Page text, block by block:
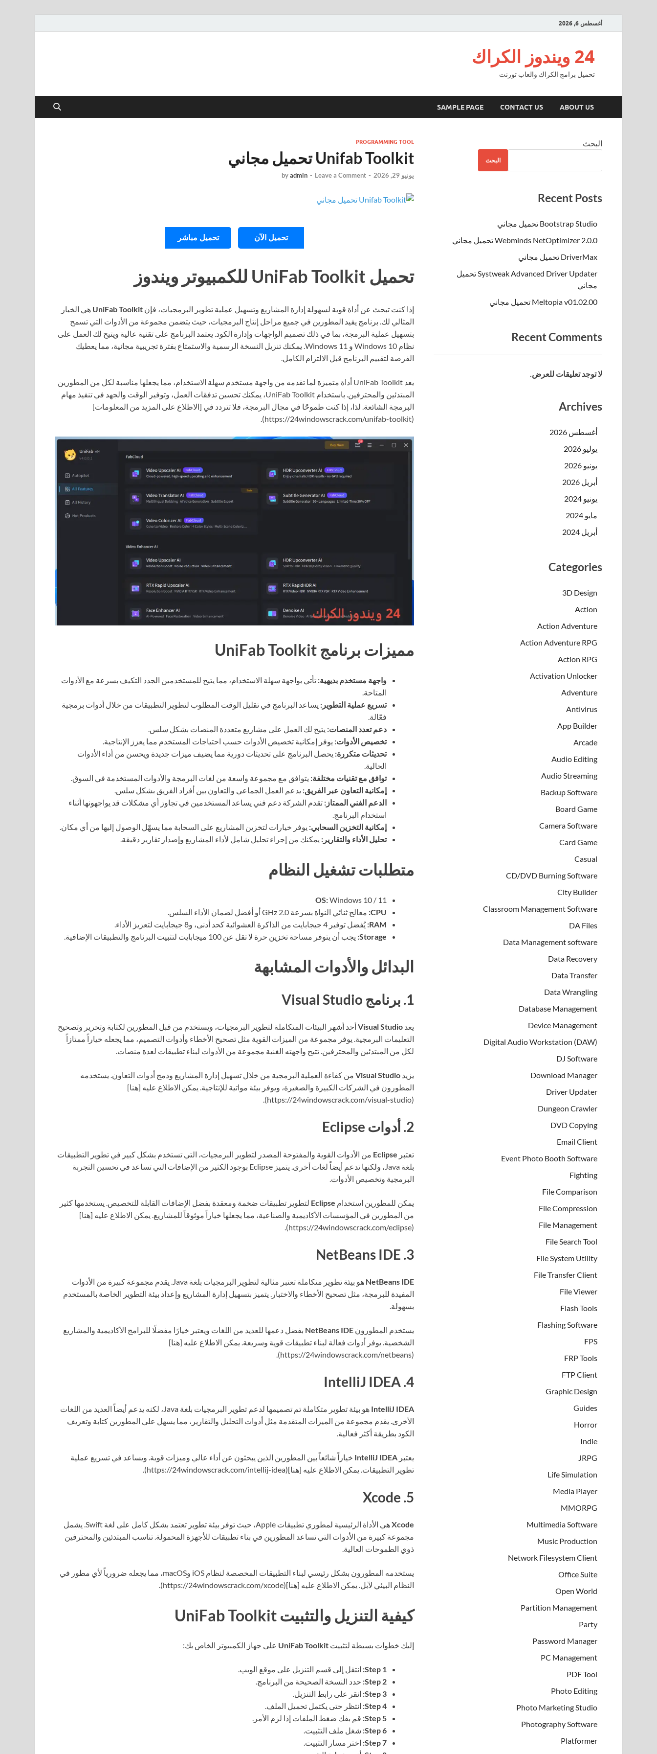
أغسطس 6, 2026
24 ويندوز الكراك
تحميل برامج الكراك والعاب تورنت
ABOUT US
CONTACT US
SAMPLE PAGE
PROGRAMMING TOOL
Unifab Toolkit تحميل مجاني
يونيو 29, 2026 -
byadmin - Leave a Comment
تحميل الآن تحميل مباشر
تحميل UniFab Toolkit للكمبيوتر ويندوز
إذا كنت تبحث عن أداة قوية لسهولة إدارة المشاريع وتسهيل عملية تطوير البرمجيات، فإن UniFab Toolkit هي الخيار
المثالي لك. برنامج يفيد المطورين في جميع مراحل إنتاج البرمجيات، حيث يتضمن مجموعة من الأدوات التي تسمح
بتسهيل عملية البرمجة، بما في ذلك تصميم الواجهات وإدارة الكود. يعتمد البرنامج على تقنية عالية ويتيح لك العمل على
نظام Windows 10 و Windows 11. يمكنك تنزيل النسخة الرسمية والاستمتاع بفترة تجريبية مجانية، مما يعطيك
الفرصة لتقييم البرنامج قبل الالتزام الكامل.
يعد UniFab Toolkit أداة متميزة لما تقدمه من واجهة مستخدم سهلة الاستخدام، مما يجعلها مناسبة لكل من المطورين
المبتدئين والمحترفين. باستخدام UniFab Toolkit، يمكنك تحسين تدفقات العمل، وتوفير الوقت والجهد في تنفيذ مهام
البرمجة الشائعة. لذا، إذا كنت طموحًا في مجال البرمجة، فلا تتردد في [الاطلاع على المزيد من المعلومات]
(https://24windowscrack.com/unifab-toolkit).
مميزات برنامج UniFab Toolkit
واجهة مستخدم بديهية: تأتي بواجهة سهلة الاستخدام، مما يتيح للمستخدمين الجدد التكيف بسرعة مع الأدوات
المتاحة.
تسريع عملية التطوير: يساعد البرنامج في تقليل الوقت المطلوب لتطوير التطبيقات من خلال أدوات برمجية
فعّالة.
دعم تعدد المنصات: يتيح لك العمل على مشاريع متعددة المنصات بشكل سلس.
تخصيص الأدوات: يوفر إمكانية تخصيص الأدوات حسب احتياجات المستخدم مما يعزز الإنتاجية.
تحديثات متكررة: يحصل البرنامج على تحديثات دورية مما يضيف ميزات جديدة ويحسن من أداء الأدوات
الحالية.
توافق مع تقنيات مختلفة: يتوافق مع مجموعة واسعة من لغات البرمجة والأدوات المستخدمة في السوق.
إمكانية التعاون عبر الفريق: يدعم العمل الجماعي والتعاون بين أفراد الفريق بشكل سلس.
الدعم الفني الممتاز: تقدم الشركة دعم فني يساعد المستخدمين في تجاوز أي مشكلات قد يواجهونها أثناء
استخدام البرنامج.
إمكانية التخزين السحابي: يوفر خيارات لتخزين المشاريع على السحابة مما يسهّل الوصول إليها من أي مكان.
تحليل الأداء والتقارير: يمكنك من إجراء تحليل شامل لأداء المشاريع وإصدار تقارير دقيقة.
متطلبات تشغيل النظام
OS:Windows 10 / 11
CPU: معالج ثنائي النواة بسرعة 2.0 GHz أو أفضل لضمان الأداء السلس.
RAM: يُفضل توفير 4 جيجابايت من الذاكرة العشوائية كحد أدنى، و8 جيجابايت لتعزيز الأداء.
Storage: يجب أن يتوفر مساحة تخزين حرة لا تقل عن 100 ميجابايت لتثبيت البرنامج والتطبيقات الإضافية.
البدائل والأدوات المشابهة
1. برنامج Visual Studio
يعد Visual Studio أحد أشهر البيئات المتكاملة لتطوير البرمجيات، ويستخدم من قبل المطورين لكتابة وتحرير وتصحيح
التعليمات البرمجية. يوفر مجموعة من الميزات القوية مثل تصحيح الأخطاء وأدوات التصميم، مما يجعله خياراً ممتازاً
لكل من المبتدئين والمحترفين. تتيح واجهته الغنية مجموعة من الأدوات لبناء تطبيقات لعدة منصات.
يزيد Visual Studio من كفاءة العملية البرمجية من خلال تسهيل إدارة المشاريع ودمج أدوات التعاون. يستخدمه
المطورون في الشركات الكبيرة والصغيرة، ويوفر بيئة مواتية للإنتاجية. يمكن الاطلاع عليه [هنا]
(https://24windowscrack.com/visual-studio).
2. أدوات Eclipse
تعتبر Eclipse من الأدوات القوية والمفتوحة المصدر لتطوير البرمجيات، التي تستخدم بشكل كبير في تطوير التطبيقات
بلغة Java، ولكنها تدعم أيضاً لغات أخرى. يتميز Eclipse بوجود الكثير من الإضافات التي تساعد في تحسين التجربة
البرمجية وتخصيص الأدوات.
يمكن للمطورين استخدام Eclipse لتطوير تطبيقات ضخمة ومعقدة بفضل الإضافات القابلة للتخصيص. يستخدمها كثير
من المطورين في المؤسسات الأكاديمية والصناعية، مما يجعلها خياراً موثوقاً للمشاريع. يمكن الاطلاع عليه [هنا]
(https://24windowscrack.com/eclipse).
3. NetBeans IDE
NetBeans IDE
هو بيئة تطوير متكاملة تعتبر مثالية لتطوير البرمجيات بلغة Java. يقدم مجموعة كبيرة من الأدوات
المفيدة للبرمجة، مثل تصحيح الأخطاء والاختبار. يتميز بتسهيل إدارة المشاريع وإعداد بيئة التطوير الخاصة بالمستخدم
بسهولة.
يستخدم المطورون NetBeans IDE بفضل دعمها للعديد من اللغات ويعتبر خيارًا مفضلًا للبرامج الأكاديمية والمشاريع
الشخصية. يوفر أدوات فعالة لبناء تطبيقات قوية وسريعة. يمكن الاطلاع عليه [هنا]
(https://24windowscrack.com/netbeans).
4. IntelliJ IDEA
IntelliJ IDEA
هو بيئة تطوير متكاملة تم تصميمها لدعم تطوير البرمجيات بلغة Java، لكنه يدعم أيضاً العديد من اللغات
الأخرى. يقدم مجموعة من الميزات المتقدمة مثل أدوات التحليل والتقارير، مما يسهل على المطورين كتابة وتعريف
الكود بطريقة أكثر فعالية.
يعتبر IntelliJ IDEA خياراً شائعاً بين المطورين الذين يبحثون عن أداء عالي وميزات قوية. ويساعد في تسريع عملية
تطوير التطبيقات. يمكن الاطلاع عليه [هنا](https://24windowscrack.com/intellij-idea).
5. Xcode
Xcode
هي الأداة الرئيسية لمطوري تطبيقات Apple، حيث توفر بيئة تطوير تعتمد بشكل كامل على لغة Swift. يشمل
مجموعة كبيرة من الأدوات التي تساعد المطورين في بناء تطبيقات للأجهزة المحمولة. تناسب المبتدئين والمحترفين
ذوي الطموحات العالية.
يستخدمه المطورون بشكل رئيسي لبناء التطبيقات المخصصة لنظام iOS وmacOS، مما يجعله ضرورياً لأي مطور في
النظام البيئي لآبل. يمكن الاطلاع عليه [هنا](https://24windowscrack.com/xcode).
كيفية التنزيل والتثبيت UniFab Toolkit
إليك خطوات بسيطة لتثبيت UniFab Toolkit على جهاز الكمبيوتر الخاص بك:
Step 1: انتقل إلى قسم التنزيل على موقع الويب.
Step 2: حدد النسخة الصحيحة من البرنامج.
Step 3: انقر على رابط التنزيل.
Step 4: انتظر حتى يكتمل تحميل الملف.
Step 5: قم بفك ضغط الملفات إذا لزم الأمر.
Step 6: شغل ملف التثبيت.
Step 7: اختر مسار التثبيت.
البحث
البحث
Recent Posts
Bootstrap Studio تحميل مجاني
Webminds NetOptimizer 2.0.0 تحميل مجاني
DriverMax تحميل مجاني
Systweak Advanced Driver Updater تحميل
مجاني
Meltopia v01.02.00 تحميل مجاني
Recent Comments
لا توجد تعليقات للعرض.
Archives
أغسطس 2026
يوليو 2026
يونيو 2026
أبريل 2026
يونيو 2024
مايو 2024
أبريل 2024
Categories
3D Design
Action
Action Adventure
Action Adventure RPG
Action RPG
Activation Unlocker
Adventure
Antivirus
App Builder
Arcade
Audio Editing
Audio Streaming
Backup Software
Board Game
Camera Software
Card Game
Casual
CD/DVD Burning Software
City Builder
Classroom Management Software
DA Files
Data Management software
Data Recovery
Data Transfer
Data Wrangling
Database Management
Device Management
Digital Audio Workstation (DAW)
DJ Software
Download Manager
Driver Updater
Dungeon Crawler
DVD Copying
Email Client
Event Photo Booth Software
Fighting
File Comparison
File Compression
File Management
File Search Tool
File System Utility
File Transfer Client
File Viewer
Flash Tools
Flashing Software
FPS
FRP Tools
FTP Client
Graphic Design
Guides
Horror
Indie
JRPG
Life Simulation
Media Player
MMORPG
Multimedia Software
Music Production
Network Filesystem Client
Office Suite
Open World
Partition Management
Party
Password Manager
PC Management
PDF Tool
Photo Editing
Photo Marketing Studio
Photography Software
Platformer